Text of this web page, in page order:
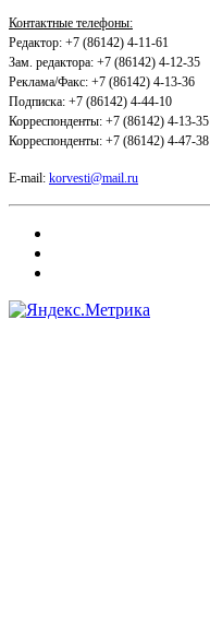
Контактные телефоны:
Редактор: +7 (86142) 4-11-61
Зам. редактора: +7 (86142) 4-12-35
Реклама/Факс: +7 (86142) 4-13-36
Подписка: +7 (86142) 4-44-10
Корреспонденты: +7 (86142) 4-13-35
Корреспонденты: +7 (86142) 4-47-38
E-mail: korvesti@mail.ru